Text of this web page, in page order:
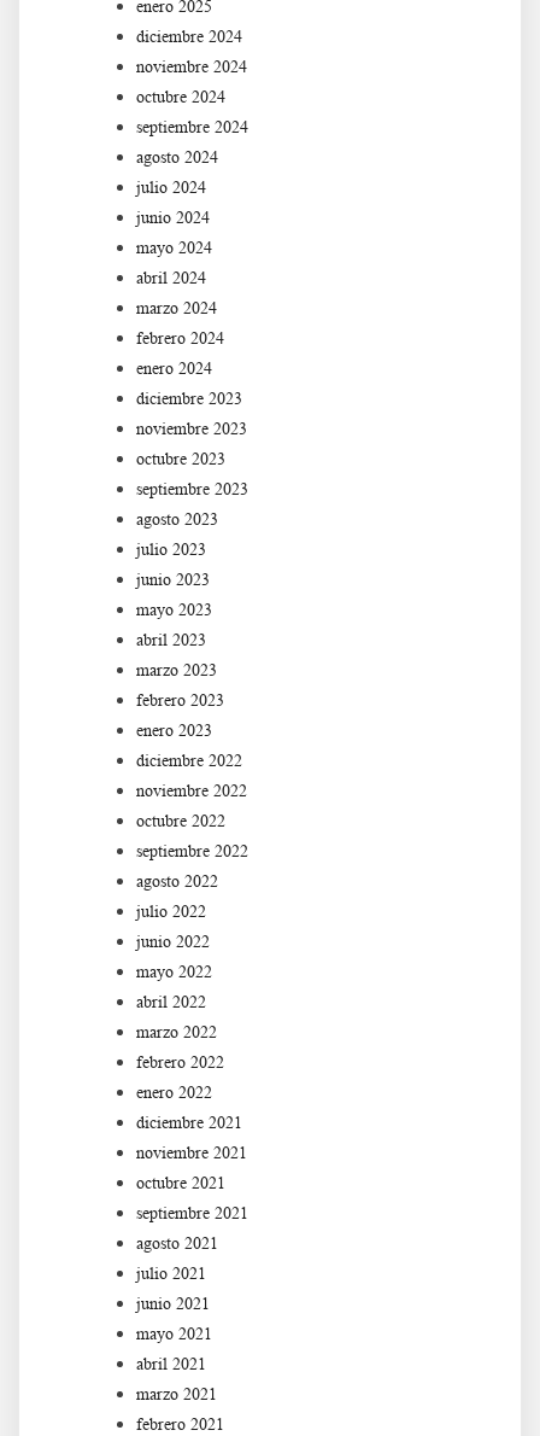
enero 2025
diciembre 2024
noviembre 2024
octubre 2024
septiembre 2024
agosto 2024
julio 2024
junio 2024
mayo 2024
abril 2024
marzo 2024
febrero 2024
enero 2024
diciembre 2023
noviembre 2023
octubre 2023
septiembre 2023
agosto 2023
julio 2023
junio 2023
mayo 2023
abril 2023
marzo 2023
febrero 2023
enero 2023
diciembre 2022
noviembre 2022
octubre 2022
septiembre 2022
agosto 2022
julio 2022
junio 2022
mayo 2022
abril 2022
marzo 2022
febrero 2022
enero 2022
diciembre 2021
noviembre 2021
octubre 2021
septiembre 2021
agosto 2021
julio 2021
junio 2021
mayo 2021
abril 2021
marzo 2021
febrero 2021